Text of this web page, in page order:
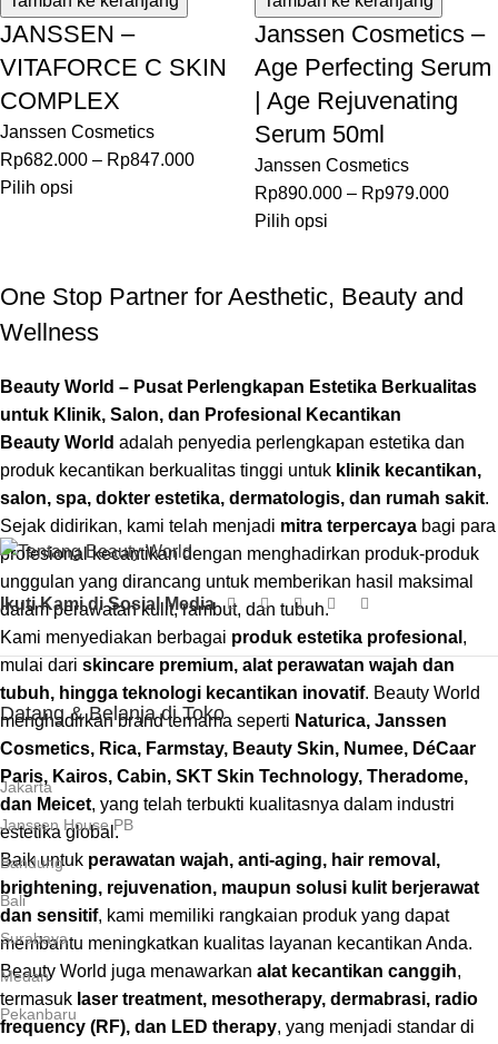
JANSSEN –
VITAFORCE C SKIN
COMPLEX
Janssen Cosmetics
Rp682.000 – Rp847.000
Pilih opsi
Janssen Cosmetics –
Age Perfecting Serum
| Age Rejuvenating
Serum 50ml
Janssen Cosmetics
Rp890.000 – Rp979.000
Pilih opsi
One Stop Partner for Aesthetic, Beauty and
Wellness
Beauty World – Pusat Perlengkapan Estetika Berkualitas
untuk Klinik, Salon, dan Profesional Kecantikan
Beauty World adalah penyedia perlengkapan estetika dan
produk kecantikan berkualitas tinggi untuk klinik kecantikan,
salon, spa, dokter estetika, dermatologis, dan rumah sakit.
Sejak didirikan, kami telah menjadi mitra terpercaya bagi para
profesional kecantikan dengan menghadirkan produk-produk
unggulan yang dirancang untuk memberikan hasil maksimal
dalam perawatan kulit, rambut, dan tubuh.
Kami menyediakan berbagai produk estetika profesional ,
mulai dari skincare premium, alat perawatan wajah dan
tubuh, hingga teknologi kecantikan inovatif. Beauty World
menghadirkan brand ternama seperti Naturica, Janssen
Cosmetics, Rica, Farmstay, Beauty Skin, Numee, DéCaar
Paris, Kairos, Cabin, SKT Skin Technology, Theradome,
dan Meicet, yang telah terbukti kualitasnya dalam industri
estetika global.
Baik untuk perawatan wajah, anti-aging, hair removal,
brightening, rejuvenation, maupun solusi kulit berjerawat
dan sensitif, kami memiliki rangkaian produk yang dapat
membantu meningkatkan kualitas layanan kecantikan Anda.
Beauty World juga menawarkan alat kecantikan canggih,
termasuk laser treatment, mesotherapy, dermabrasi, radio
frequency (RF), dan LED therapy, yang menjadi standar di
Ikuti Kami di Sosial Media
Datang & Belanja di Toko
Jakarta
Janssen House PB
Bandung
Bali
Surabaya
Medan
Pekanbaru